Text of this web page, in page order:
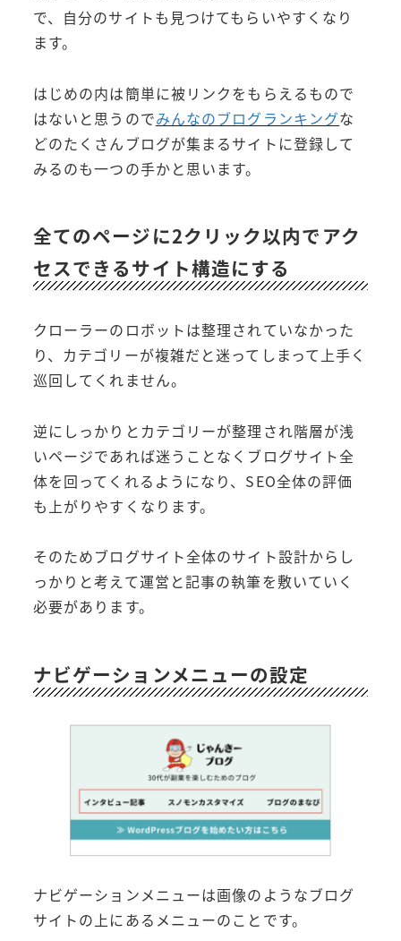
で、自分のサイトも見つけてもらいやすくなり
ます。
はじめの内は簡単に被リンクをもらえるもので
はないと思うのでみんなのブログランキングな
どのたくさんブログが集まるサイトに登録して
みるのも一つの手かと思います。
全てのページに2クリック以内でアク
セスできるサイト構造にする
クローラーのロボットは整理されていなかった
り、カテゴリーが複雑だと迷ってしまって上手く
巡回してくれません。
逆にしっかりとカテゴリーが整理され階層が浅
いページであれば迷うことなくブログサイト全
体を回ってくれるようになり、SEO全体の評価
も上がりやすくなります。
そのためブログサイト全体のサイト設計からし
っかりと考えて運営と記事の執筆を敷いていく
必要があります。
ナビゲーションメニューの設定
ナビゲーションメニューは画像のようなブログ
サイトの上にあるメニューのことです。